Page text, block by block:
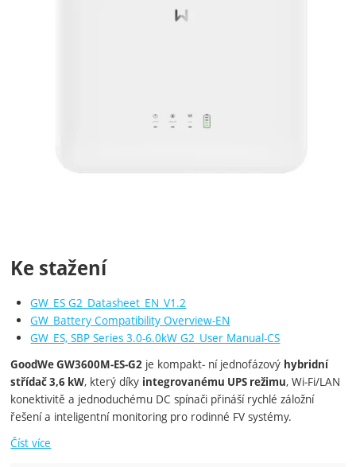
Ke stažení
GW_ES G2_Datasheet_EN_V1.2
GW_Battery Compatibility Overview-EN
GW_ES, SBP Series 3.0-6.0kW G2_User Manual-CS
GoodWe GW3600M‑ES‑G2 je kompakt‑ ní jednofázový hybridní
střídač 3,6 kW, který díky integrovanému UPS režimu, Wi‑Fi/LAN
konektivitě a jednoduchému DC spínači přináší rychlé záložní
řešení a inteligentní monitoring pro rodinné FV systémy.
Číst více